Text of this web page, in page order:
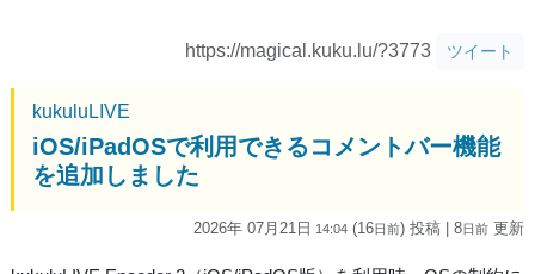
https://magical.kuku.lu/?3773 ツイート
kukuluLIVE
iOS/iPadOSで利用できるコメントバー機能
を追加しました
2026年 07月21日 14:04 (16日前) 投稿 | 8日前 更新